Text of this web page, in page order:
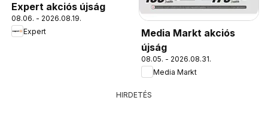
Expert akciós újság
08.06. - 2026.08.19.
Expert
Media Markt akciós
újság
08.05. - 2026.08.31.
Media Markt
HIRDETÉS